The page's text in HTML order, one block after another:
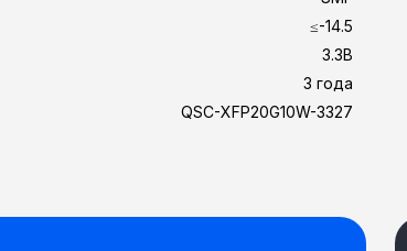
≤-14.5
3.3В
3 года
QSC-XFP20G10W-3327